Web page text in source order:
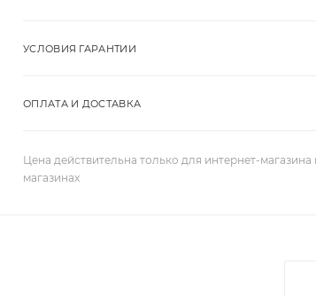
УСЛОВИЯ ГАРАНТИИ
ОПЛАТА И ДОСТАВКА
Цена действительна только для интернет-
магазинах